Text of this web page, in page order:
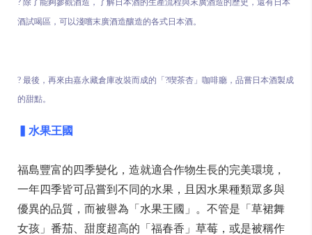
? 除了能夠參觀酒造，了解日本酒的生產流程與末廣酒造的歷史，還有日本
酒試喝區，可以淺嚐末廣酒造釀造的各式日本酒。
? 最後，再來由嘉永藏倉庫改裝而成的「?喫茶杏」咖啡廳，品嘗日本酒製成
的甜點。
▍水果王國
福島豐富的四季變化，造就適合作物生長的完美環境，
一年四季皆可品嘗到不同的水果，且因水果種類眾多與
優異的品質，而被譽為「水果王國」。不管是「草裙舞
女孩」番茄、甜度超高的「福春香」草莓，或是被稱作